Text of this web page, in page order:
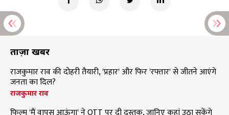
ताज़ा खबरें
राजकुमार राव की दोहरी तैयारी, 'प्रहार' और फिर 'रफ्तार' से जीतने आएंगे
जनता का दिल?
राजकुमार राव